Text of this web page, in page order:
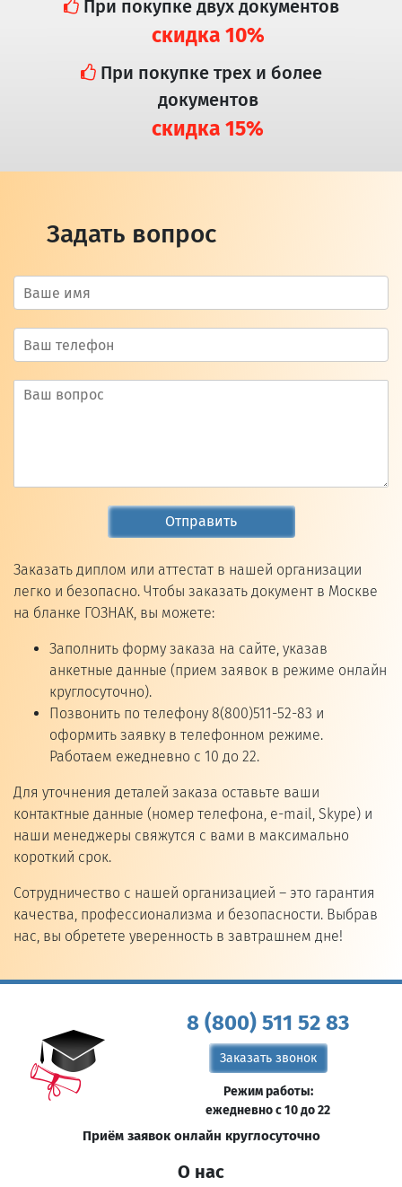
При покупке двух документов
скидка 10%
При покупке трех и более
документов
скидка 15%
Задать вопрос
Отправить
Заказать диплом или аттестат в нашей организации
легко и безопасно. Чтобы заказать документ в Москве
на бланке ГОЗНАК, вы можете:
Заполнить форму заказа на сайте, указав
анкетные данные (прием заявок в режиме онлайн
круглосуточно).
Позвонить по телефону 8(800)511-52-83 и
оформить заявку в телефонном режиме.
Работаем ежедневно с 10 до 22.
Для уточнения деталей заказа оставьте ваши
контактные данные (номер телефона, e-mail, Skype) и
наши менеджеры свяжутся с вами в максимально
короткий срок.
Сотрудничество с нашей организацией – это гарантия
качества, профессионализма и безопасности. Выбрав
нас, вы обретете уверенность в завтрашнем дне!
8 (800) 511 52 83
Заказать звонок
Режим работы:
ежедневно с 10 до 22
Приём заявок онлайн круглосуточно
О нас